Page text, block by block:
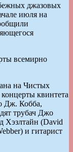
джазовых
июля на
на Чистых
квинтета
Дж. Кобба,
трубач Джо
Хэзлтайн (David
и гитарист